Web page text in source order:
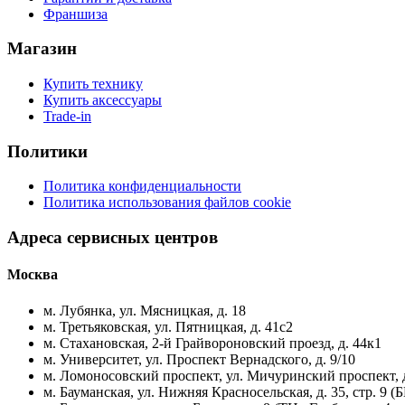
Франшиза
Магазин
Купить технику
Купить аксессуары
Trade-in
Политики
Политика конфиденциальности
Политика использования файлов cookie
Адреса сервисных центров
Москва
м. Лубянка, ул. Мясницкая, д. 18
м. Третьяковская, ул. Пятницкая, д. 41с2
м. Стахановская, 2-й Грайвороновский проезд, д. 44к1
м. Университет, ул. Проспект Вернадского, д. 9/10
м. Ломоносовский проспект, ул. Мичуринский проспект,
м. Бауманская, ул. Нижняя Красносельская, д. 35, стр. 9